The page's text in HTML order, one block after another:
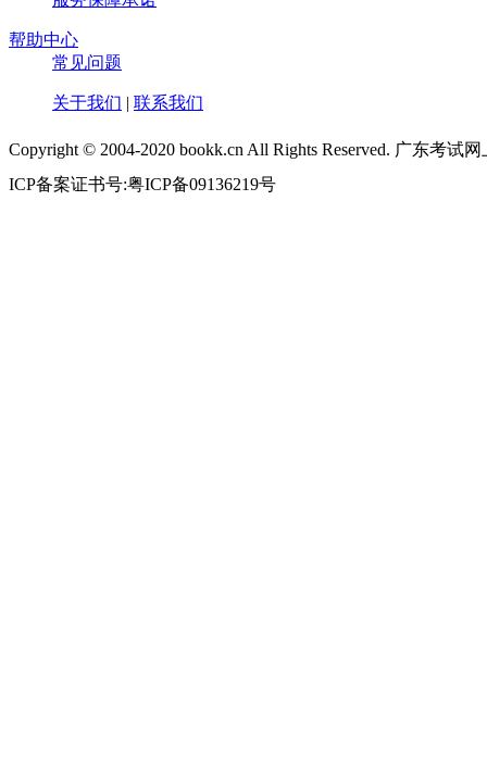
帮助中心
常见问题
关于我们 | 联系我们
Copyright © 2004-2020 bookk.cn All Rights Reserved. 广东考试
ICP备案证书号:粤ICP备09136219号